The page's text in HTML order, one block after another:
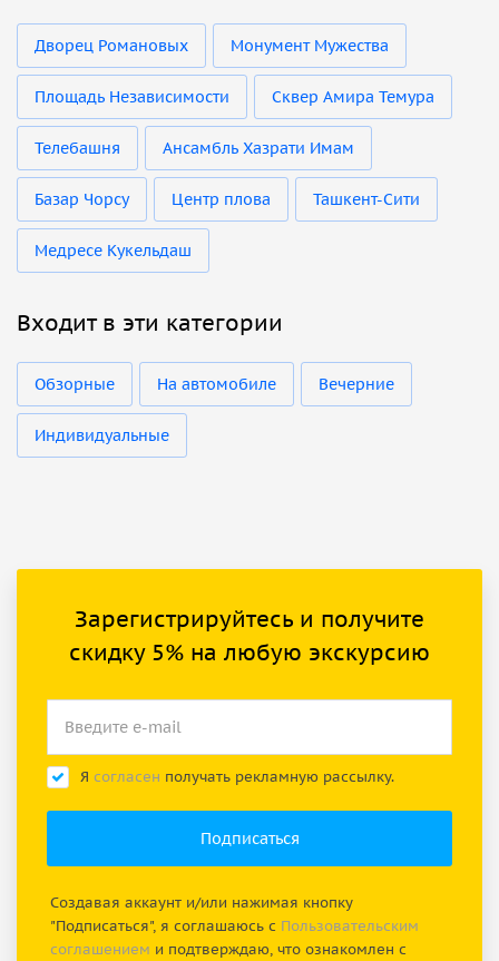
Дворец Романовых Монумент Мужества
Площадь Независимости Сквер Амира Темура
Телебашня Ансамбль Хазрати Имам
Базар Чорсу Центр плова Ташкент-Сити
Медресе Кукельдаш
Входит в эти категории
Обзорные На автомобиле Вечерние
Индивидуальные
Зарегистрируйтесь и получите
скидку 5% на любую экскурсию
Я согласен получать рекламную рассылку.
Создавая аккаунт и/или нажимая кнопку
"Подписаться", я соглашаюсь с Пользовательским
соглашением и подтверждаю, что ознакомлен с